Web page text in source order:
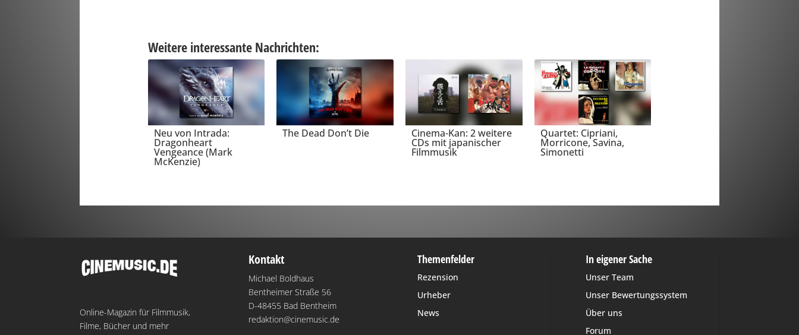
Weitere interessante Nachrichten:
Neu von Intrada:
Dragonheart
Vengeance (Mark
McKenzie)
The Dead Don’t Die Cinema-Kan: 2 weitere
CDs mit japanischer
Filmmusik
Quartet: Cipriani,
Morricone, Savina,
Simonetti
Online-Magazin für Filmmusik,
Filme, Bücher und mehr
Kontakt
Michael Boldhaus
Bentheimer Straße 56
D-48455 Bad Bentheim
redaktion@cinemusic.de
Themenfelder
Rezension
Urheber
News
In eigener Sache
Unser Team
Unser Bewertungssystem
Über uns
Forum